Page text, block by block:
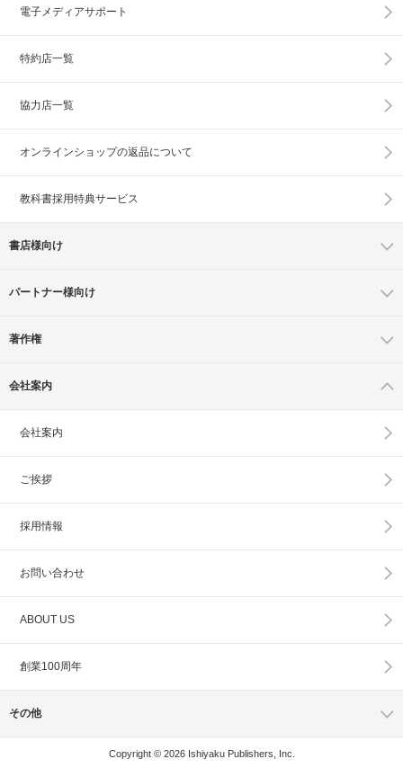
電子メディアサポート
特約店一覧
協力店一覧
オンラインショップの返品について
教科書採用特典サービス
書店様向け
パートナー様向け
著作権
会社案内
会社案内
ご挨拶
採用情報
お問い合わせ
ABOUT US
創業100周年
その他
Copyright © 2026 Ishiyaku Publishers, Inc.